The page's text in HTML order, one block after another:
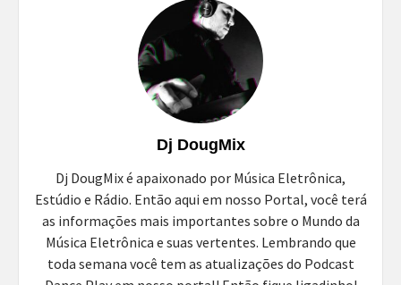
Dj DougMix
Dj DougMix é apaixonado por Música Eletrônica,
Estúdio e Rádio. Então aqui em nosso Portal, você terá
as informações mais importantes sobre o Mundo da
Música Eletrônica e suas vertentes. Lembrando que
toda semana você tem as atualizações do Podcast